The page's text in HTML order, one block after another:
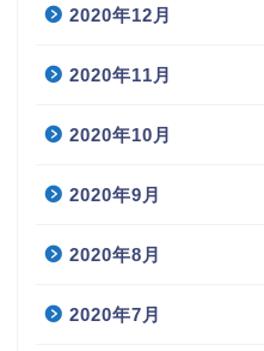
2020年12月
2020年11月
2020年10月
2020年9月
2020年8月
2020年7月